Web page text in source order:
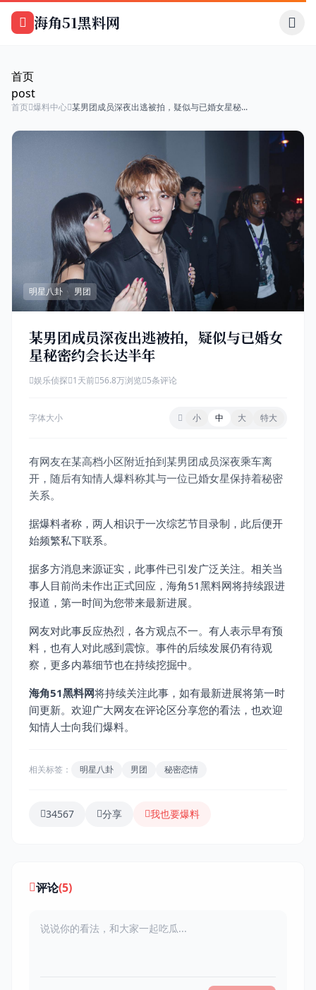
跳过导航
海角51黑料网
首页
post
首页 爆料中心 某男团成员深夜出逃被拍，疑似与已婚女星秘...
明星八卦 男团
某男团成员深夜出逃被拍，疑似与已婚女
星秘密约会长达半年
娱乐侦探 1天前 56.8万浏览 5条评论
字体大小 小 中 大 特大
有网友在某高档小区附近拍到某男团成员深夜乘车离
开，随后有知情人爆料称其与一位已婚女星保持着秘密
关系。
据爆料者称，两人相识于一次综艺节目录制，此后便开
始频繁私下联系。
据多方消息来源证实，此事件已引发广泛关注。相关当
事人目前尚未作出正式回应，海角51黑料网将持续跟进
报道，第一时间为您带来最新进展。
网友对此事反应热烈，各方观点不一。有人表示早有预
料，也有人对此感到震惊。事件的后续发展仍有待观
察，更多内幕细节也在持续挖掘中。
海角51黑料网将持续关注此事，如有最新进展将第一时
间更新。欢迎广大网友在评论区分享您的看法，也欢迎
知情人士向我们爆料。
相关标签： 明星八卦 男团 秘密恋情
34567 分享 我也要爆料
评论(5)